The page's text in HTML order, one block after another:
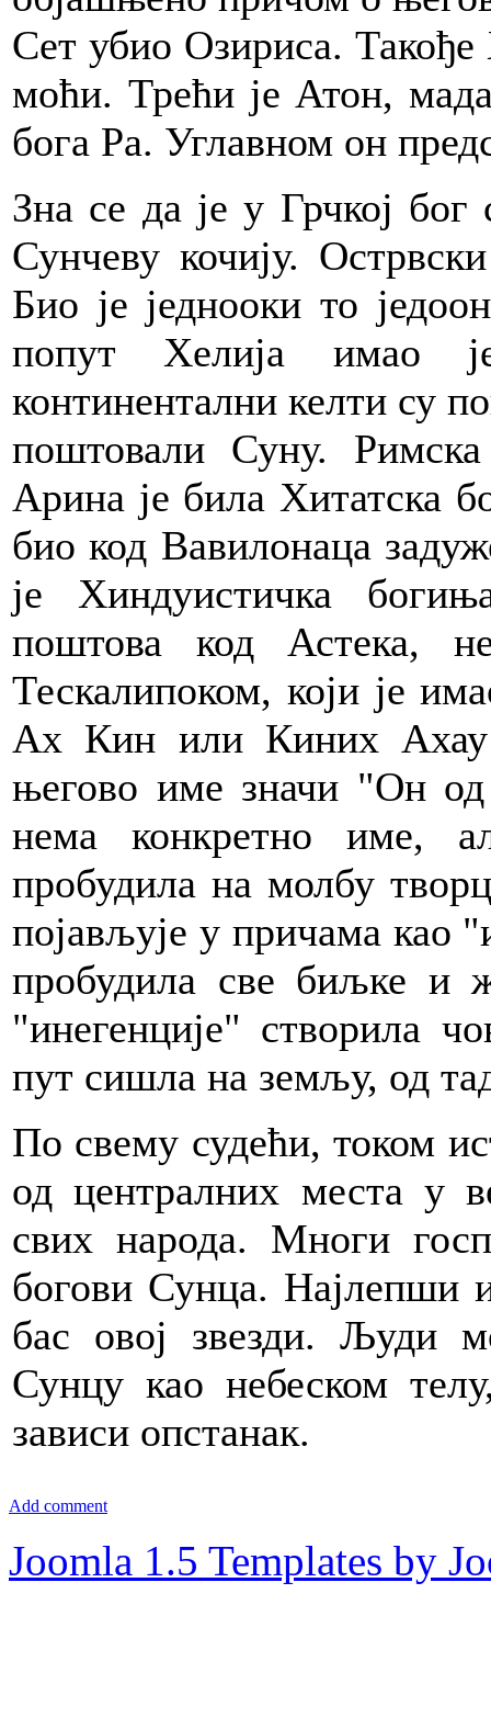
Сет убио Озириса. Такође
моћи. Трећи је Атон,
бога Ра. Углавном он
Зна се да је у Грчкој бог
Сунчеву кочију.
Био је једнооки то
попут Хелија имао
континентални келти су
поштовали Суну.
Арина је била Хитатска
био код Вавилонаца
је Хиндуистичка
поштова код Астека,
Тескалипоком, који је
Ах Кин или Киних Ахау
његово име значи "Он
нема конкретно име,
пробудила на молбу
појављује у причама као
пробудила све биљке и
"инегенције" створила
пут сишла на земљу, од
По свему судећи, током
од централних места у
свих народа. Многи
богови Сунца. Најлепши
бас овој звезди. Људи
Сунцу као небеском
зависи опстанак.
Add comment
Joomla 1.5 Templates by